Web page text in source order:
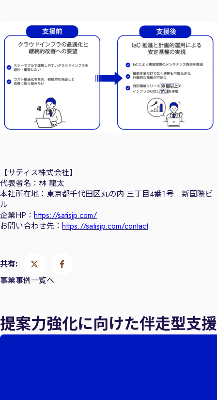
【サティス株式会社】
代表者名：林 龍太
本社所在地：東京都千代田区丸の内 三丁目４番１号 新国際ビ
ル
企業HP： https://satisjp.com/
お問い合わせ先： https://satisjp.com/contact
共有:
事業事例一覧へ
提案力強化に向けた伴走型支援